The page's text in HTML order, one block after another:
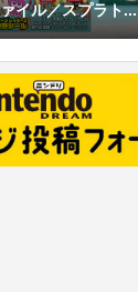
イル／スプラト...